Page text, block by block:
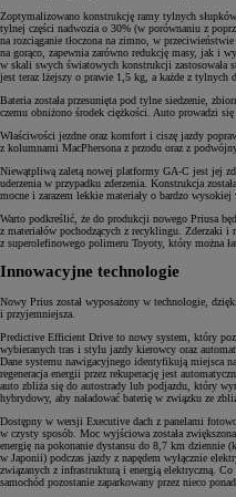
Zoptymalizowano konstrukcję ramy tylnych
tylnej części nadwozia o 30% (w porównaniu z
na rozciąganie tłoczona na zimno, w
na gorąco, zapewnia zarówno redukcję masy, jak i
w skali swych światowych konstrukcji zastosowała
jest teraz lżejszy o prawie 1,5 kg, a każde z tylnych
Bateria została przesunięta pod tylne siedzenie,
czemu obniżono środek ciężkości. Auto prowadzi
Właściwości jezdne oraz komfort i ciszę jazdy
z kolumnami MacPhersona z przodu oraz z
Niewątpliwą zaletą nowej platformy GA-C jest jej
uderzenia w przypadku zderzenia. Konstrukcja
mocne i zarazem lekkie materiały o bardzo wysokiej
Warto podkreślić, że do produkcji nowego Priusa
z materiałów pochodzących z recyklingu. Zderzaki i
z superolefinowego polimeru Toyoty, który można
Innowacyjne technologie
Nowy Prius został wyposażony w technologie,
i przyjemniejsza.
Predictive Efficient Drive to nowy system, który
wybieranych tras i stylu jazdy kierowcy oraz
Dane systemu nawigacyjnego identyfikują miejsca
regeneracja energii przez rekuperację jest
auto zbliża się do autostrady lub podjazdu, który
hybrydowy, aby naładować baterię w związku ze
Dostępny w wersji Executive dach z panelami
w czysty sposób. Moc wyjściowa została
energię na pokonanie dystansu do 8,7 km dziennie
w Japonii) podczas jazdy z napędem wyłącznie
związanych z infrastrukturą i energią elektryczną.
samochód pozostanie zaparkowany przez nieco